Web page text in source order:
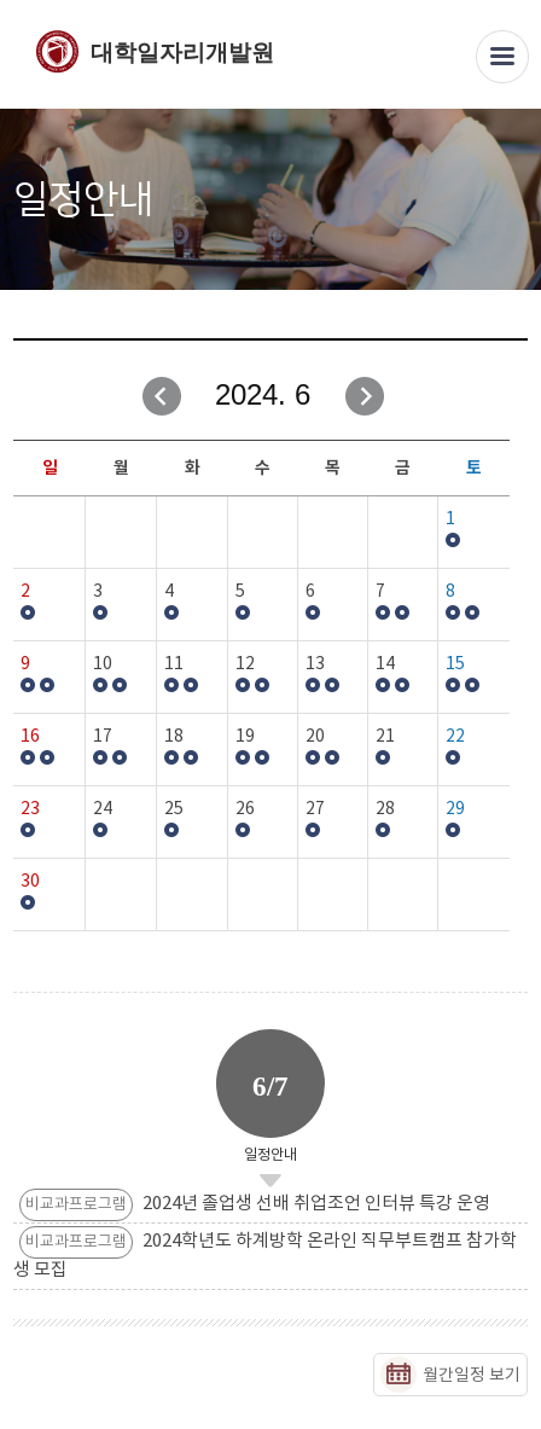
대학일자리개발원
일정안내
2024. 6
일 월 화 수 목 금 토
1
2 3 4 5 6 7 8
9 10 11 12 13 14 15
16 17 18 19 20 21 22
23 24 25 26 27 28 29
30
6/7
일정안내
비교과프로그램 2024년 졸업생 선배 취업조언 인터뷰 특강 운영
비교과프로그램
2024학년도 하계방학 온라인 직무부트캠프 참가학
생 모집
월간일정 보기